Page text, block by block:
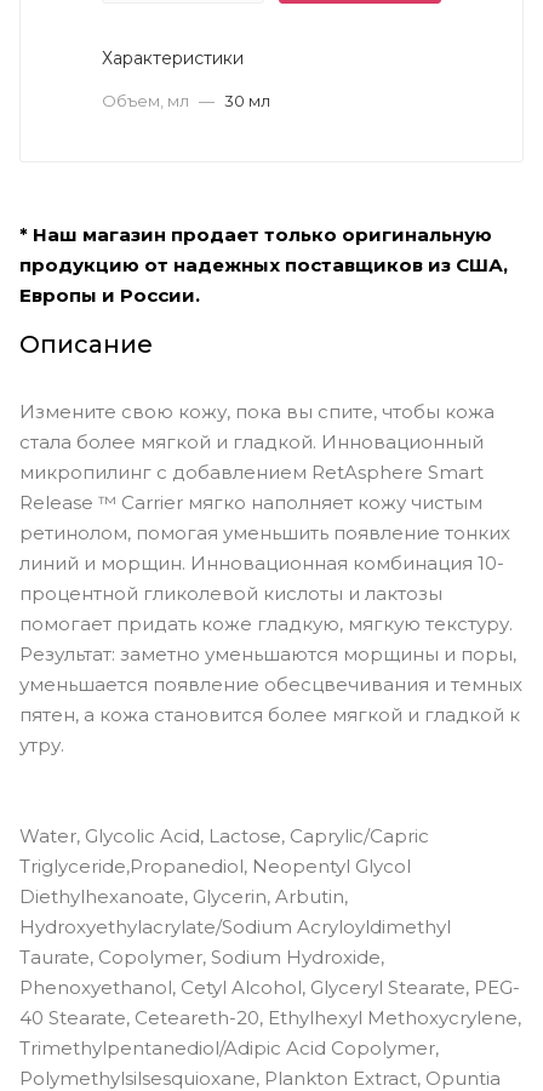
Характеристики
Объем, мл — 30 мл
* Наш магазин продает только оригинальную
продукцию от надежных поставщиков из США,
Европы и России.
Описание
Измените свою кожу, пока вы спите, чтобы кожа
стала более мягкой и гладкой. Инновационный
микропилинг с добавлением RetAsphere Smart
Release ™ Carrier мягко наполняет кожу чистым
ретинолом, помогая уменьшить появление тонких
линий и морщин. Инновационная комбинация 10-
процентной гликолевой кислоты и лактозы
помогает придать коже гладкую, мягкую текстуру.
Результат: заметно уменьшаются морщины и поры,
уменьшается появление обесцвечивания и темных
пятен, а кожа становится более мягкой и гладкой к
утру.
Water, Glycolic Acid, Lactose, Caprylic/Capric
Triglyceride,Propanediol, Neopentyl Glycol
Diethylhexanoate, Glycerin, Arbutin,
Hydroxyethylacrylate/Sodium Acryloyldimethyl
Taurate, Copolymer, Sodium Hydroxide,
Phenoxyethanol, Cetyl Alcohol, Glyceryl Stearate, PEG-
40 Stearate, Ceteareth-20, Ethylhexyl Methoxycrylene,
Trimethylpentanediol/Adipic Acid Copolymer,
Polymethylsilsesquioxane, Plankton Extract, Opuntia